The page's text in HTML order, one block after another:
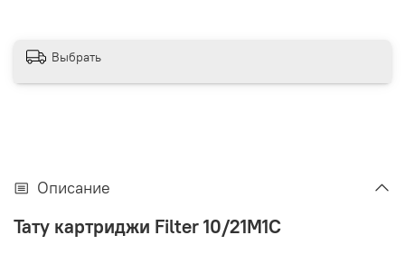
Выбрать
Описание
Тату картриджи Filter 10/21M1C